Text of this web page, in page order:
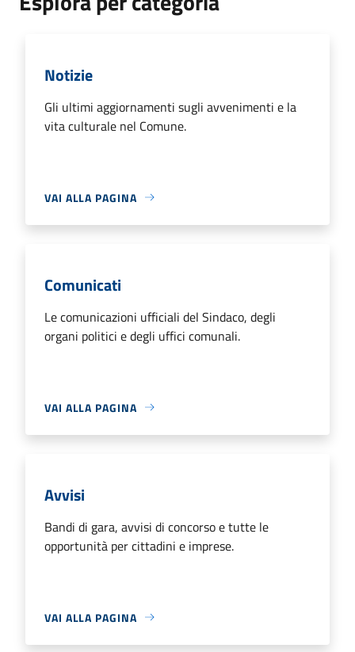
Notizie
Gli ultimi aggiornamenti sugli avvenimenti e la
vita culturale nel Comune.
VAI ALLA PAGINA
Comunicati
Le comunicazioni ufficiali del Sindaco, degli
organi politici e degli uffici comunali.
VAI ALLA PAGINA
Avvisi
Bandi di gara, avvisi di concorso e tutte le
opportunità per cittadini e imprese.
VAI ALLA PAGINA